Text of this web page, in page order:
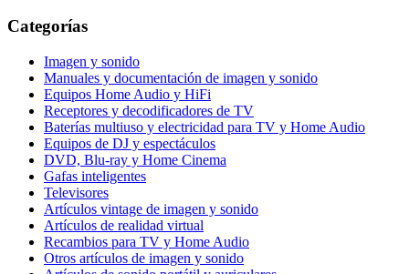
Categorías
Imagen y sonido
Manuales y documentación de imagen y sonido
Equipos Home Audio y HiFi
Receptores y decodificadores de TV
Baterías multiuso y electricidad para TV y Home Audio
Equipos de DJ y espectáculos
DVD, Blu-ray y Home Cinema
Gafas inteligentes
Televisores
Artículos vintage de imagen y sonido
Artículos de realidad virtual
Recambios para TV y Home Audio
Otros artículos de imagen y sonido